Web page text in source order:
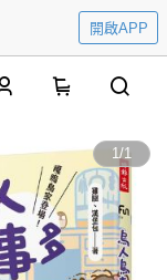
開啟APP
1/1